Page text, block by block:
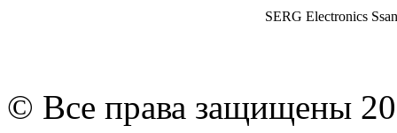
SERG Electronics
© Все права защищены